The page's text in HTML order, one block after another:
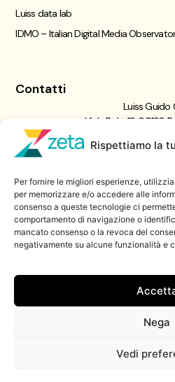
Rispettiamo la
Per fornire le migliori esperienze,
per memorizzare e/o accedere alle
consenso a queste tecnologie ci
comportamento di navigazione o
mancato consenso o la revoca del
negativamente su alcune funzionalità e
Nega
Vedi
Luiss data lab
IDMO – Italian Digital Media
Contatti
Luiss Guido
Viale Pola, 12, 00198
06 8522
Iscriviti
Zeta Data
Iscriviti alla nostra
© 2026 ZetaLuiss, tutti